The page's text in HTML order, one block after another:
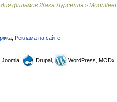
фильмов Жака Лурселля > Moonfleet
Реклама на сайте
Joomla, Drupal, WordPress, MODx.